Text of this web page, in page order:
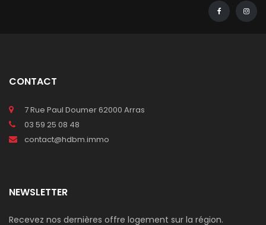
CONTACT
7 Rue Paul Doumer 62000 Arras
03 59 25 08 48
contact@hdbm.immo
NEWSLETTER
Recevez nos dernières offre logement sur la région.